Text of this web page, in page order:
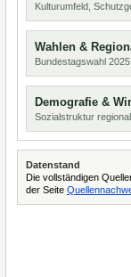
Kulturumfeld,
Wahlen &
Bundestagswahl
Demografie &
Sozialstruktur
Datenstand
Die vollständigen
der Seite